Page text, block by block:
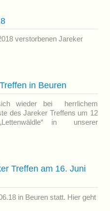
verstorbenen Jareker
in Beuren
wieder bei herrlichem
des Jareker Treffens um 12
in unserer
Treffen am 16. Juni
in Beuren statt. Hier geht